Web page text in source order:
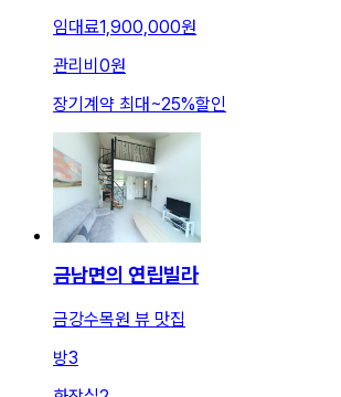
임대료1,900,000원
관리비 0원
장기계약 최대~25%할인
금남면의 연립빌라
금강수목원 뷰 맛집
방3